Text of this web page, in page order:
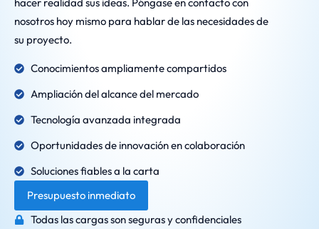
nosotros hoy mismo para hablar de las necesidades de
su proyecto.
Conocimientos ampliamente compartidos
Ampliación del alcance del mercado
Tecnología avanzada integrada
Oportunidades de innovación en colaboración
Soluciones fiables a la carta
Presupuesto inmediato
Todas las cargas son seguras y confidenciales